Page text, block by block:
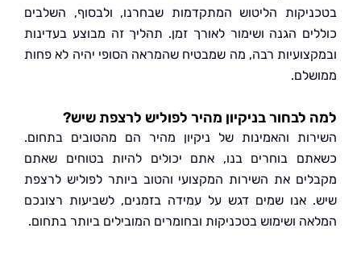
הליטוש המתקדמות שבחרנו, ולבסוף, השלבים
הגנה ושימור לאורך זמן. תהליך זה מבוצע בעדינות
רבה, מה שמבטיח שהמראה הסופי יהיה לא פחות
בניקיון מהיר לפוליש לרצפת שיש?
והאמינות של ניקיון מהיר הם מהטובים בתחום.
בוחרים בנו, אתם יכולים להיות בטוחים שאתם
את השירות המקצועי והטוב ביותר לפוליש לרצפת
אנו שמים דגש על עמידה בזמנים, לשביעות רצונכם
ושימוש בטכניקות ובחומרים המובילים ביותר בתחום.